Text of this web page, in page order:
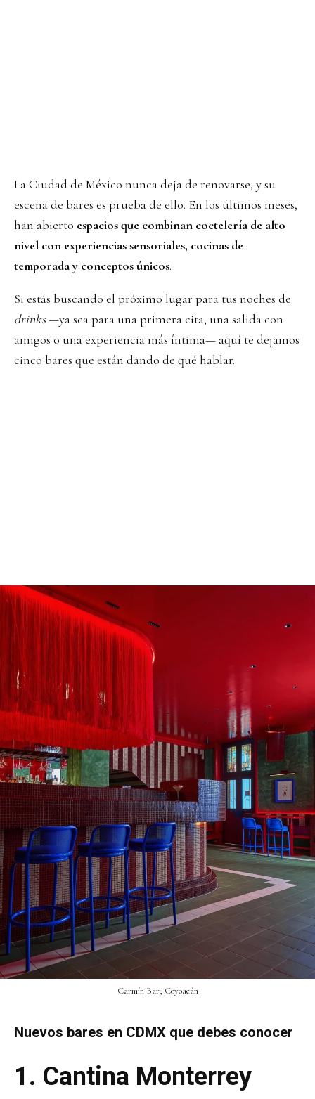
La Ciudad de México nunca deja de renovarse, y su
escena de bares es prueba de ello. En los últimos meses,
han abierto espacios que combinan coctelería de alto
nivel con experiencias sensoriales, cocinas de
temporada y conceptos únicos.
Si estás buscando el próximo lugar para tus noches de
drinks—ya sea para una primera cita, una salida con
amigos o una experiencia más íntima— aquí te dejamos
cinco bares que están dando de qué hablar.
Carmín Bar, Coyoacán
Nuevos bares en CDMX que debes conocer
1. Cantina Monterrey